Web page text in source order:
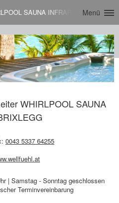
SAUNA INFRAROTKABINE in
Menü
WHIRLPOOL SAUNA
0043 5337 64255
| Samstag - Sonntag geschlossen
Terminvereinbarung